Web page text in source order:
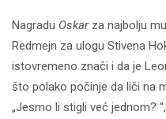
Nagradu Oskarza najbolju
Redmejn za ulogu Stivena
istovremeno znači i da je
što polako počinje da liči na
„Jesmo li stigli već jednom?